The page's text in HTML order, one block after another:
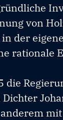
von
der
rationale
die